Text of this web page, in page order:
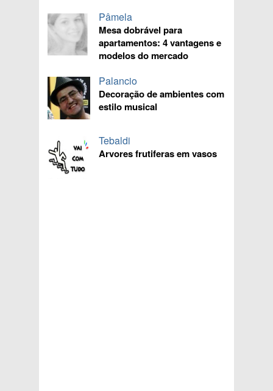
Pâmela
Mesa dobrável para
apartamentos: 4 vantagens e
modelos do mercado
Palancio
Decoração de ambientes com
estilo musical
Tebaldi
Arvores frutiferas em vasos